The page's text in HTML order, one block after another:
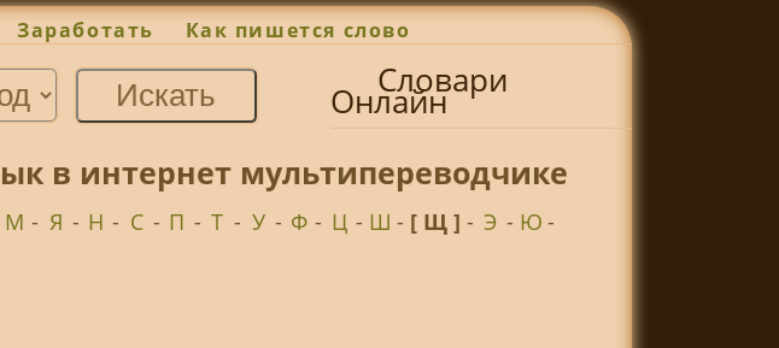
Заработать Как пишется слово
Словари
Онлайн
в интернет мультипереводчике
М - Я - Н - С - П - Т - У - Ф - Ц - Ш - [ Щ ] - Э - Ю-